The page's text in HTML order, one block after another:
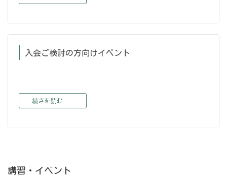
入会ご検討の方向けイベント
続きを読む
講習・イベント